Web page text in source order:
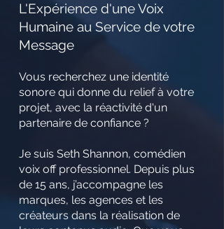
L'Expérience d'une Voix
Humaine au Service de votre
Message
Vous recherchez une identité
sonore qui donne du relief à votre
projet, avec la réactivité d'un
partenaire de confiance ?
Je suis Seth Shannon, comédien
voix off professionnel. Depuis plus
de 15 ans, j’accompagne les
marques, les agences et les
créateurs dans la réalisation de